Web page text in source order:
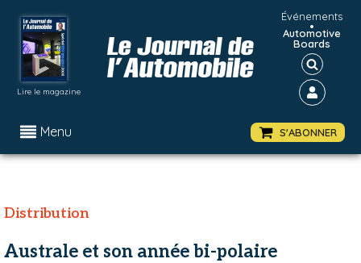
Lire le magazine
Événements
•
Automotive
Boards
Menu S'ABONNER
Distribution
Australe et son année bi-polaire